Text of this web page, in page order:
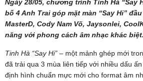
Ngày 28/05, chương trình Tinh Hà “Say
bố 4 Anh Trai góp mặt màn “Say Hi”
MasterD, Cody Nam Võ, Jaysonlei,
năng với phong cách âm nhạc khác biệt.
Tinh Hà “Say Hi” – một mảnh ghép mới
đã trải qua 3 mùa liên tiếp với nhiều dấu
định hình chuẩn mực mới cho format âm